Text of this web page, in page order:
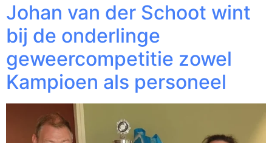
Johan van der Schoot wint
bij de onderlinge
geweercompetitie zowel
Kampioen als personeel